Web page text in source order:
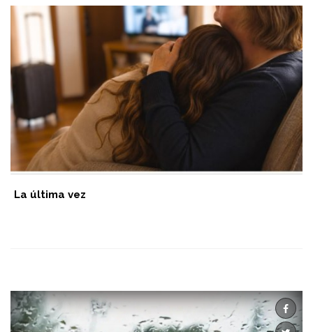
La última vez